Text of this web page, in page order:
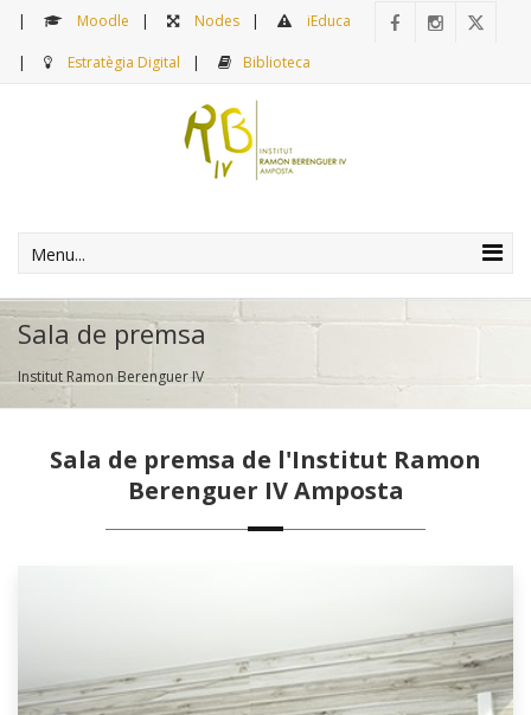
Moodle Nodes iEduca
Estratègia Digital Biblioteca
Menu...
Sala de premsa
Institut Ramon Berenguer IV
Sala de premsa de l'Institut Ramon
Berenguer IV Amposta